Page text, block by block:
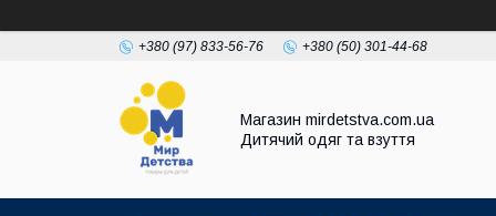
+380 (97) 833-56-76 +380 (50) 301-44-68
Магазин mirdetstva.com.ua
Дитячий одяг та взуття